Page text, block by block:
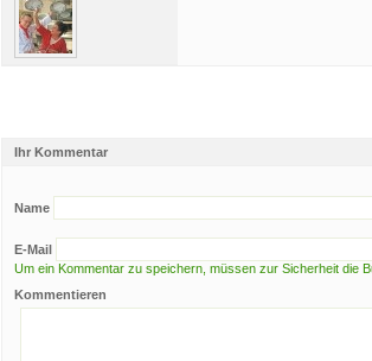
Ihr Kommentar
Name
E-Mail
Um ein Kommentar zu speichern, müssen zur Sicherheit die
Kommentieren